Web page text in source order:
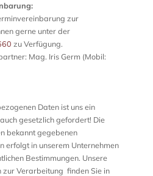
zur
gerne unter der
zu Verfügung.
Mag. Iris Germ (Mobil:
Daten ist uns ein
gesetzlich gefordert! Die
bekannt gegebenen
erfolgt in unserem Unternehmen
Bestimmungen. Unsere
Verarbeitung finden Sie in